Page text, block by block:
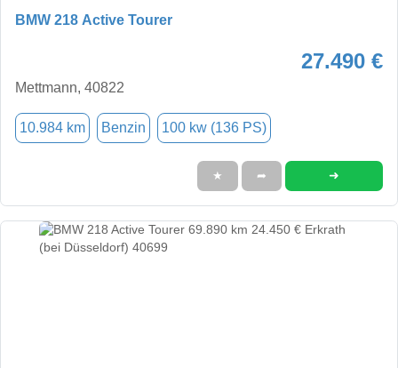
BMW 218 Active Tourer
27.490 €
Mettmann, 40822
10.984 km Benzin 100 kw (136 PS)
★ ➦ ➜